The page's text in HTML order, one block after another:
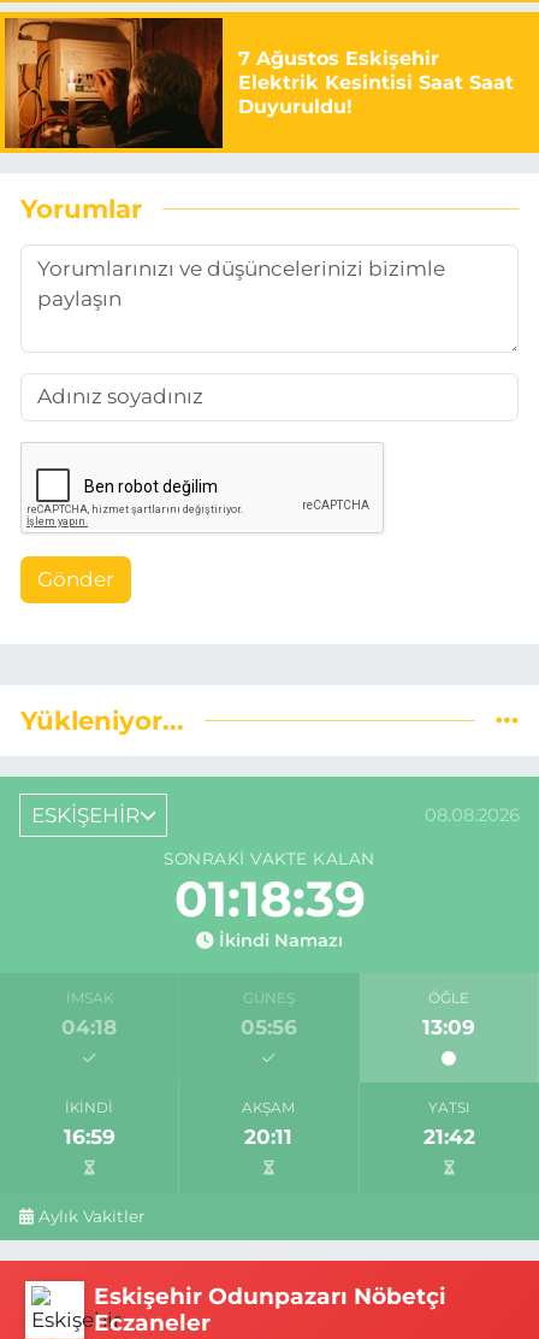
7 Ağustos Eskişehir
Elektrik Kesintisi Saat Saat
Duyuruldu!
Yorumlar
Gönder
Yükleniyor...
ESKİŞEHİR 08.08.2026
SONRAKI VAKTE KALAN
01:18:39
İkindi Namazı
İMSAK
04:18
GÜNEŞ
05:56
ÖĞLE
13:09
İKINDI
16:59
AKŞAM
20:11
YATSI
21:42
Aylık Vakitler
Eskişehir Odunpazarı Nöbetçi
Eczaneler